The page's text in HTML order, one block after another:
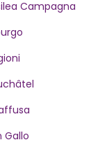
Campagna
Gallo